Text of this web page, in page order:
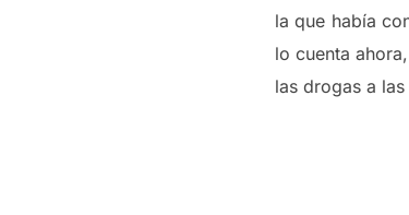
la que había
lo cuenta
las drogas a